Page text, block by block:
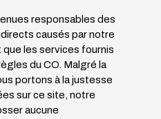
responsables des
causés par notre
les services fournis
du CO. Malgré la
portons à la justesse
sur ce site, notre
aucune